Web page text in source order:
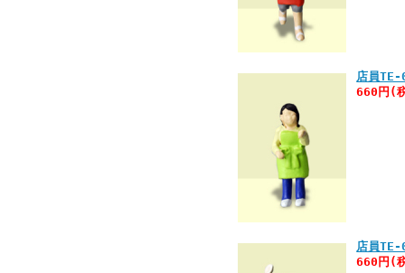
店員TE-
660円(
店員TE-
660円(